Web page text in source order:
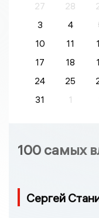
27
28
3
4
10
11
17
18
24
25
31
1
100 самых
Сергей